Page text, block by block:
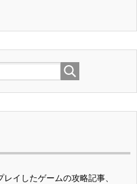
イしたゲームの攻略記事、